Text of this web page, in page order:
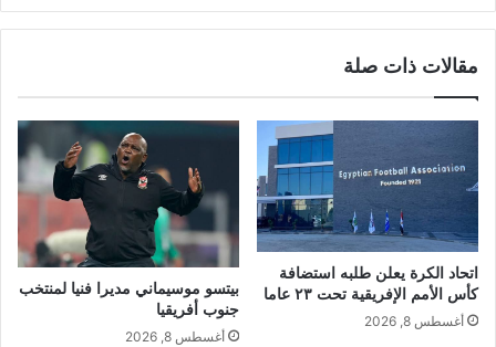
مقالات ذات صلة
اتحاد الكرة يعلن طلبه استضافة
كأس الأمم الإفريقية تحت ٢٣ عاما
أغسطس 8, 2026
بيتسو موسيماني مديرا فنيا لمنتخب
جنوب أفريقيا
أغسطس 8, 2026